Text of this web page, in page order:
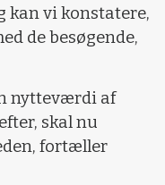
kan vi konstatere,
de besøgende,
nytteværdi af
skal nu
fortæller